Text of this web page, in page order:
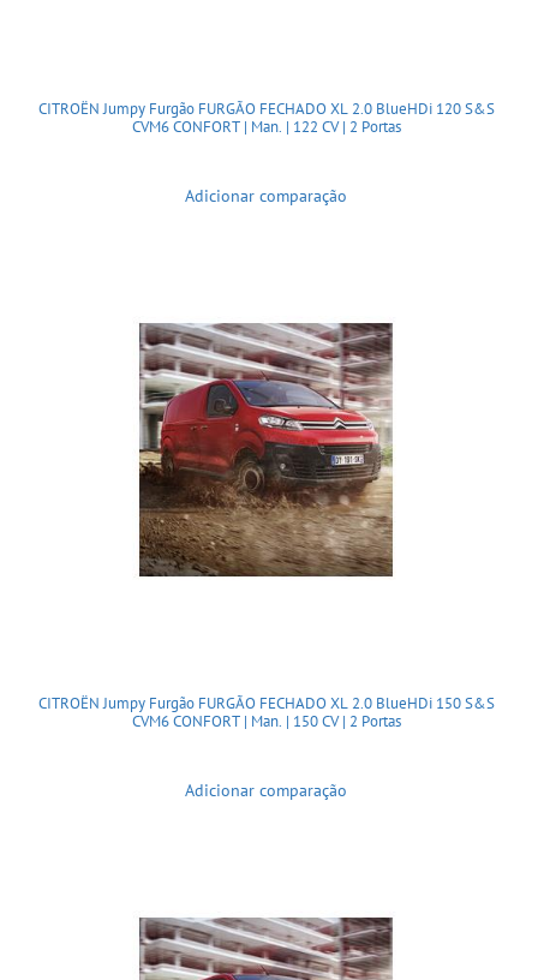
CITROËN Jumpy Furgão FURGÃO FECHADO XL 2.0 BlueHDi 120 S&S
CVM6 CONFORT | Man. | 122 CV | 2 Portas
Adicionar comparação
CITROËN Jumpy Furgão FURGÃO FECHADO XL 2.0 BlueHDi 150 S&S
CVM6 CONFORT | Man. | 150 CV | 2 Portas
Adicionar comparação